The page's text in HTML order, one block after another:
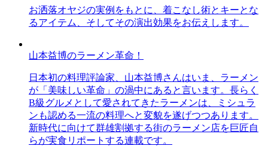
お洒落オヤジの実例をもとに、着こなし術とキーとな
るアイテム、そしてその演出効果をお伝えします。
山本益博のラーメン革命！
日本初の料理評論家、山本益博さんはいま、ラーメン
が「美味しい革命」の渦中にあると言います。長らく
B級グルメとして愛されてきたラーメンは、ミシュラ
ンも認める一流の料理へと変貌を遂げつつあります。
新時代に向けて群雄割拠する街のラーメン店を巨匠自
らが実食リポートする連載です。